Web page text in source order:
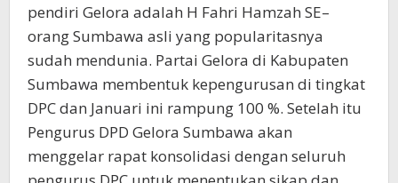
pendiri Gelora adalah H Fahri Hamzah SE–
orang Sumbawa asli yang popularitasnya
sudah mendunia. Partai Gelora di Kabupaten
Sumbawa membentuk kepengurusan di tingkat
DPC dan Januari ini rampung 100 %. Setelah itu
Pengurus DPD Gelora Sumbawa akan
menggelar rapat konsolidasi dengan seluruh